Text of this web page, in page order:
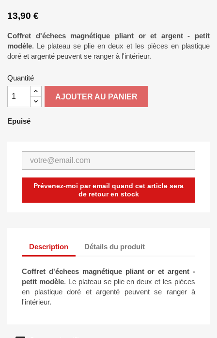
13,90 €
Coffret d'échecs magnétique pliant or et argent - petit
modèle. Le plateau se plie en deux et les pièces en plastique
doré et argenté peuvent se ranger à l'intérieur.
Quantité
AJOUTER AU PANIER
Epuisé
Prévenez-moi par email quand cet article sera
de retour en stock
Description Détails du produit
Coffret d'échecs magnétique pliant or et argent -
petit modèle. Le plateau se plie en deux et les pièces
en plastique doré et argenté peuvent se ranger à
l'intérieur.